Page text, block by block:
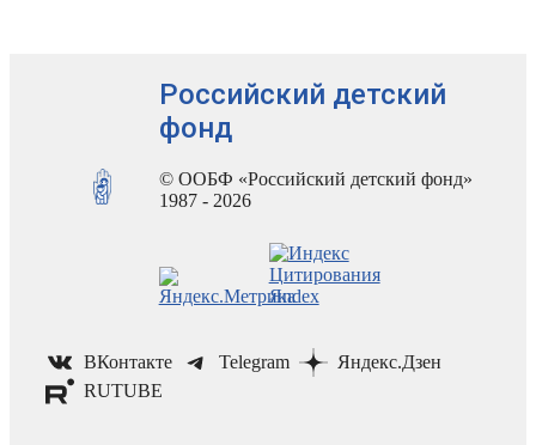
Российский детский
фонд
© ООБФ «Российский детский фонд»
1987 - 2026
ВКонтакте Telegram
Яндекс.Дзен
RUTUBE